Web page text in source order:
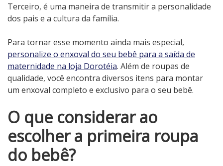
Terceiro, é uma maneira de transmitir a personalidade
dos pais e a cultura da família.
Para tornar esse momento ainda mais especial,
personalize o enxoval do seu bebê para a saída de
maternidade na loja Dorotéia. Além de roupas de
qualidade, você encontra diversos itens para montar
um enxoval completo e exclusivo para o seu bebê.
O que considerar ao
escolher a primeira roupa
do bebê?